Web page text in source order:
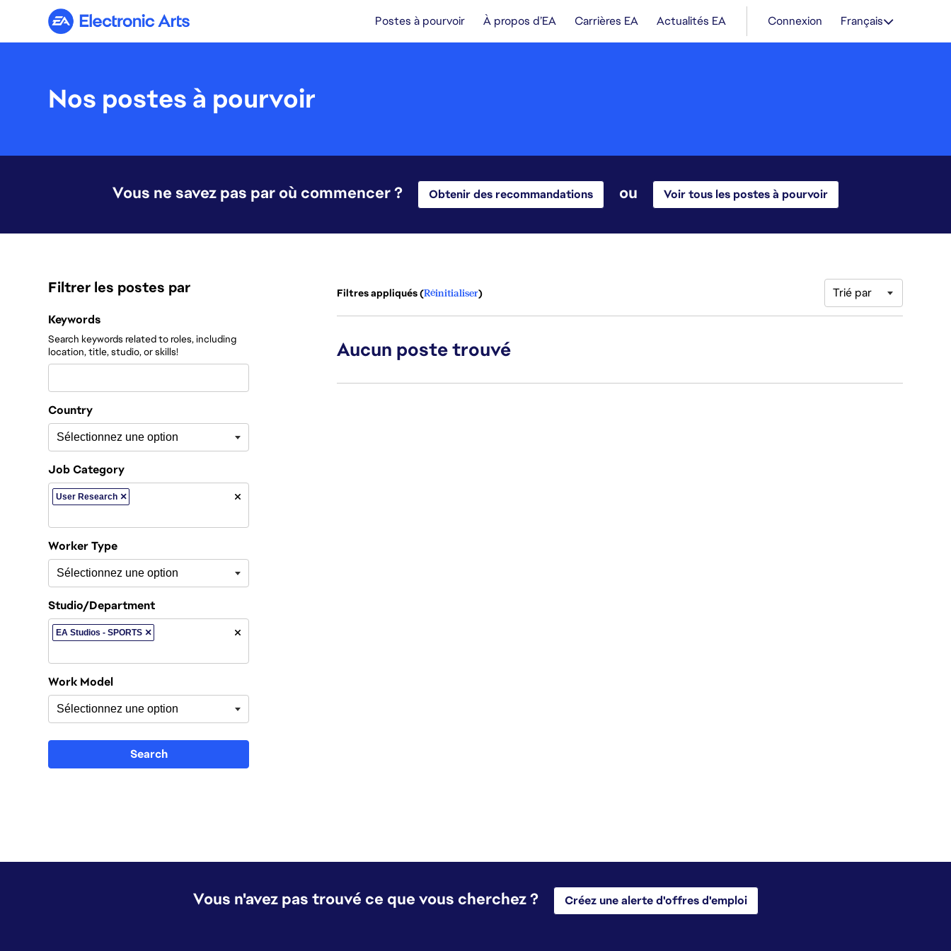
Electronic Arts Postes à pourvoir À propos d’EA Carrières EA Actualités EA Connexion Français
Nos postes à pourvoir
Vous ne savez pas par où commencer ? Obtenir des recommandations ou Voir tous les postes à pourvoir
Filtrer les postes par
Filtrer les postes par
Keywords
Search keywords related to roles, including
location, title, studio, or skills!
Country
Job Category
×
User Research
Worker Type
Studio/Department
×
EA Studios - SPORTS
Work Model
Search
Filtres appliqués (Réinitialiser) Trié par
Aucun poste trouvé
Vous n'avez pas trouvé ce que vous cherchez ? Créez une alerte d'offres d'emploi